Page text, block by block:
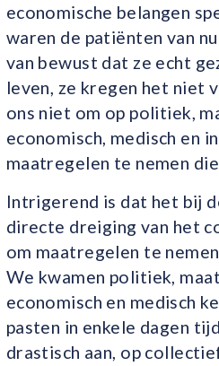
economische belangen
waren de patiënten van
van bewust dat ze echt
leven, ze kregen het niet
ons niet om op politiek,
economisch, medisch en
maatregelen te nemen
Intrigerend is dat het bij
directe dreiging van het
om maatregelen te
We kwamen politiek,
economisch en medisch
pasten in enkele dagen
drastisch aan, op